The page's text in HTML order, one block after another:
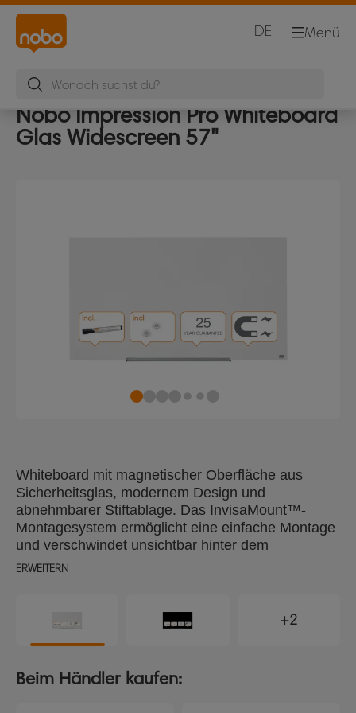
Menü
DE
Nobo Impression Pro Whiteboard
Glas Widescreen 57"
Whiteboard mit magnetischer Oberfläche aus
Sicherheitsglas, modernem Design und
abnehmbarer Stiftablage. Das InvisaMount™-
Montagesystem ermöglicht eine einfache Montage
und verschwindet unsichtbar hinter dem
Whiteboard. Die magnetische Oberfläche aus
Stiftespuren, Kratzer und Dellen. Größe: 57" / 71 x
126 cm.
ERWEITERN
+2
Beim Händler kaufen: